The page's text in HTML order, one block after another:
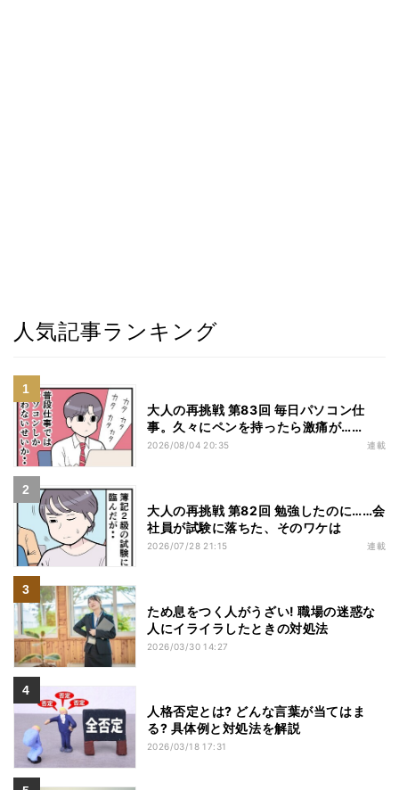
人気記事ランキング
大人の再挑戦 第83回 毎日パソコン仕
事。久々にペンを持ったら激痛が……
2026/08/04 20:35 連載
大人の再挑戦 第82回 勉強したのに……会
社員が試験に落ちた、そのワケは
2026/07/28 21:15 連載
ため息をつく人がうざい! 職場の迷惑な
人にイライラしたときの対処法
2026/03/30 14:27
人格否定とは? どんな言葉が当てはま
る? 具体例と対処法を解説
2026/03/18 17:31